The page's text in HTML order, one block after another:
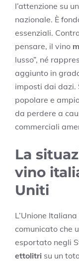
l’attenzione su
nazionale. È
essenziali.
pensare, il vino
lusso”, né
aggiunto in
imposti dai dazi.
popolare e
da perdere a
commerciali
La
vino
Uniti
L’Unione
comunicato che
esportato negli
ettolitri su un